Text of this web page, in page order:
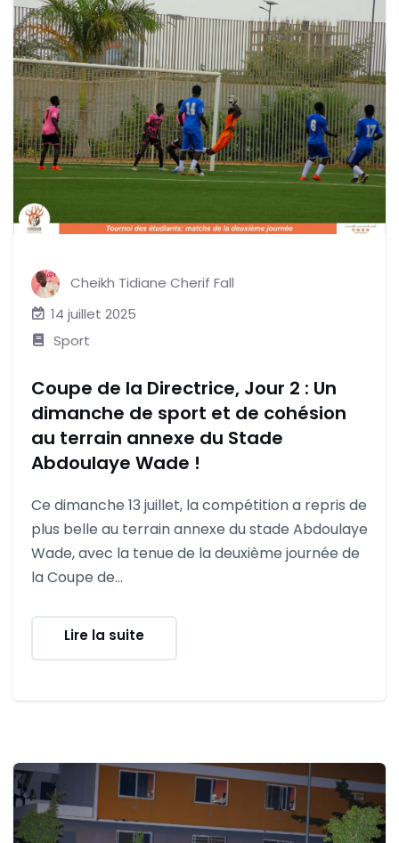
Cheikh Tidiane Cherif Fall
14 juillet 2025
Sport
Coupe de la Directrice, Jour 2 : Un
dimanche de sport et de cohésion
au terrain annexe du Stade
Abdoulaye Wade !
Ce dimanche 13 juillet, la compétition a repris de
plus belle au terrain annexe du stade Abdoulaye
Wade, avec la tenue de la deuxième journée de
la Coupe de...
Lire la suite